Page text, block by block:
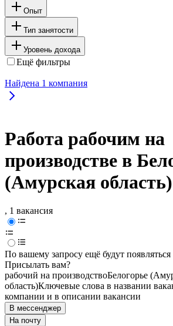
Опыт
Тип занятости
Уровень дохода
Ещё фильтры
Найдена 1 компания
Работа рабочим на
производстве в
(Амурская область)
, 1 вакансия
По вашему запросу ещё будут
Присылать вам?
рабочий на производствоБелогорье
область)Ключевые слова в названии
компании и в описании вакансии
В мессенджер
На почту